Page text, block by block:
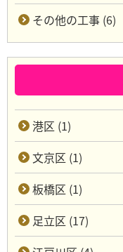
その他の工事 (6)
港区 (1)
文京区 (1)
板橋区 (1)
足立区 (17)